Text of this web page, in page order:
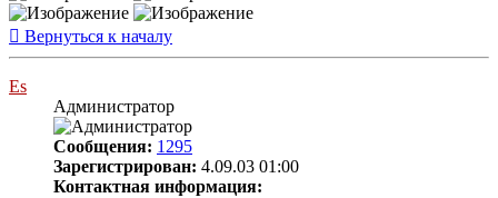
Вернуться к началу
Es
Администратор
Сообщения: 1295
Зарегистрирован: 4.09.03 01:00
Контактная информация: